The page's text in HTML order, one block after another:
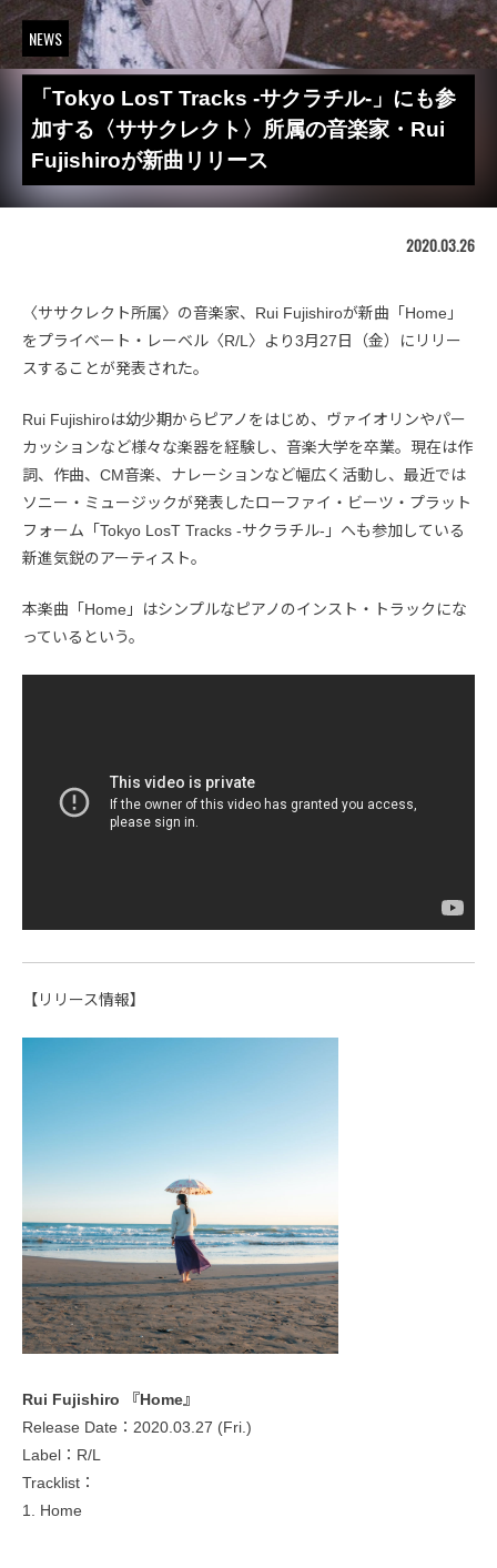
NEWS
「Tokyo LosT Tracks -サクラチル-」にも参
加する〈ササクレクト〉所属の音楽家・Rui
Fujishiroが新曲リリース
2020.03.26
〈ササクレクト所属〉の音楽家、Rui Fujishiroが新曲「Home」
をプライベート・レーベル〈R/L〉より3月27日（金）にリリー
スすることが発表された。
Rui Fujishiroは幼少期からピアノをはじめ、ヴァイオリンやパー
カッションなど様々な楽器を経験し、音楽大学を卒業。現在は作
詞、作曲、CM音楽、ナレーションなど幅広く活動し、最近では
ソニー・ミュージックが発表したローファイ・ビーツ・プラット
フォーム「Tokyo LosT Tracks -サクラチル-」へも参加している
新進気鋭のアーティスト。
本楽曲「Home」はシンプルなピアノのインスト・トラックにな
っているという。
【リリース情報】
Rui Fujishiro 『Home』
Release Date：2020.03.27 (Fri.)
Label：R/L
Tracklist：
1. Home